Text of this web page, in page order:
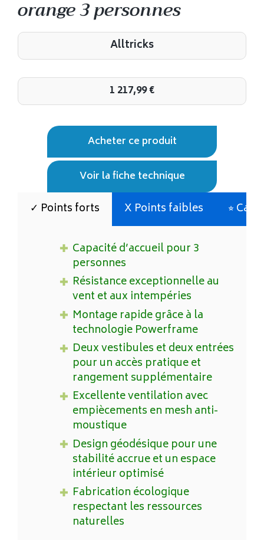
orange 3 personnes
Alltricks
1 217,99€
Acheter ce produit
Voir la fiche technique
✓ Points forts X Points faibles ⭐︎
Capacité d’accueil pour 3
personnes
Résistance exceptionnelle au
vent et aux intempéries
Montage rapide grâce à la
technologie Powerframe
Deux vestibules et deux entrées
pour un accès pratique et
rangement supplémentaire
Excellente ventilation avec
empiècements en mesh anti-
moustique
Design géodésique pour une
stabilité accrue et un espace
intérieur optimisé
Fabrication écologique
respectant les ressources
naturelles